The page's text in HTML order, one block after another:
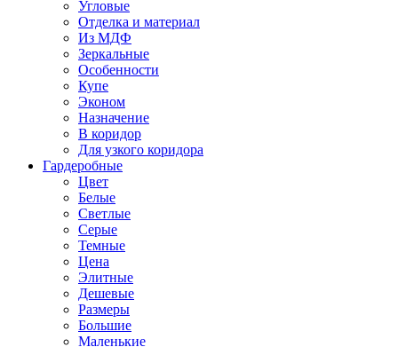
Угловые
Отделка и материал
Из МДФ
Зеркальные
Особенности
Купе
Эконом
Назначение
В коридор
Для узкого коридора
Гардеробные
Цвет
Белые
Светлые
Серые
Темные
Цена
Элитные
Дешевые
Размеры
Большие
Маленькие